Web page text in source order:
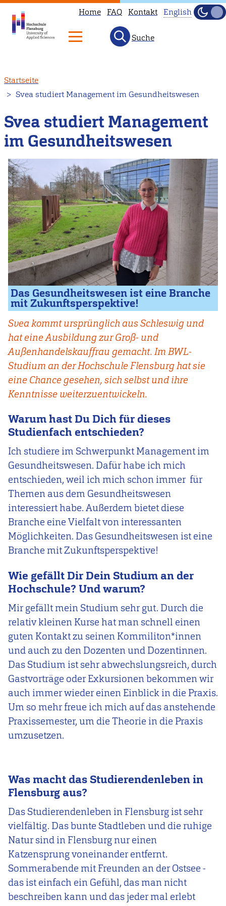
zum
Inhalt
Home FAQ Kontakt
available
English.
our
English
main
page
instead.
English
Hell
Suche
Startseite
Svea studiert Management im Gesundheitswesen
Svea studiert Management
im Gesundheitswesen
Das Gesundheitswesen ist eine Branche
mit Zukunftsperspektive!
Svea kommt ursprünglich aus Schleswig und
hat eine Ausbildung zur Groß- und
Außenhandelskauffrau gemacht. Im BWL-
Studium an der Hochschule Flensburg hat sie
eine Chance gesehen, sich selbst und ihre
Kenntnisse weiterzuentwickeln.
Warum hast Du Dich für dieses
Studienfach entschieden?
Ich studiere im Schwerpunkt Management im
Gesundheitswesen. Dafür habe ich mich
entschieden, weil ich mich schon immer für
Themen aus dem Gesundheitswesen
interessiert habe. Außerdem bietet diese
Branche eine Vielfalt von interessanten
Möglichkeiten. Das Gesundheitswesen ist eine
Branche mit Zukunftsperspektive!
Wie gefällt Dir Dein Studium an der
Hochschule? Und warum?
Mir gefällt mein Studium sehr gut. Durch die
relativ kleinen Kurse hat man schnell einen
guten Kontakt zu seinen Kommiliton*innen
und auch zu den Dozenten und Dozentinnen.
Das Studium ist sehr abwechslungsreich, durch
Gastvorträge oder Exkursionen bekommen wir
auch immer wieder einen Einblick in die Praxis.
Um so mehr freue ich mich auf das anstehende
Praxissemester, um die Theorie in die Praxis
umzusetzen.
Was macht das Studierendenleben in
Flensburg aus?
Das Studierendenleben in Flensburg ist sehr
vielfältig. Das bunte Stadtleben und die ruhige
Natur sind in Flensburg nur einen
Katzensprung voneinander entfernt.
Sommerabende mit Freunden an der Ostsee -
das ist einfach ein Gefühl, das man nicht
beschreiben kann und das jeder mal erlebt